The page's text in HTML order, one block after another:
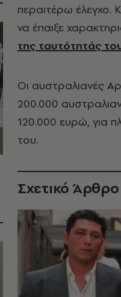
περαιτέρω έλεγχο.
να έπαιξε
της ταυτότητάς
Οι αυστραλιανές
200.000
120.000 ευρώ, για
του.
Σχετικό Άρθρο